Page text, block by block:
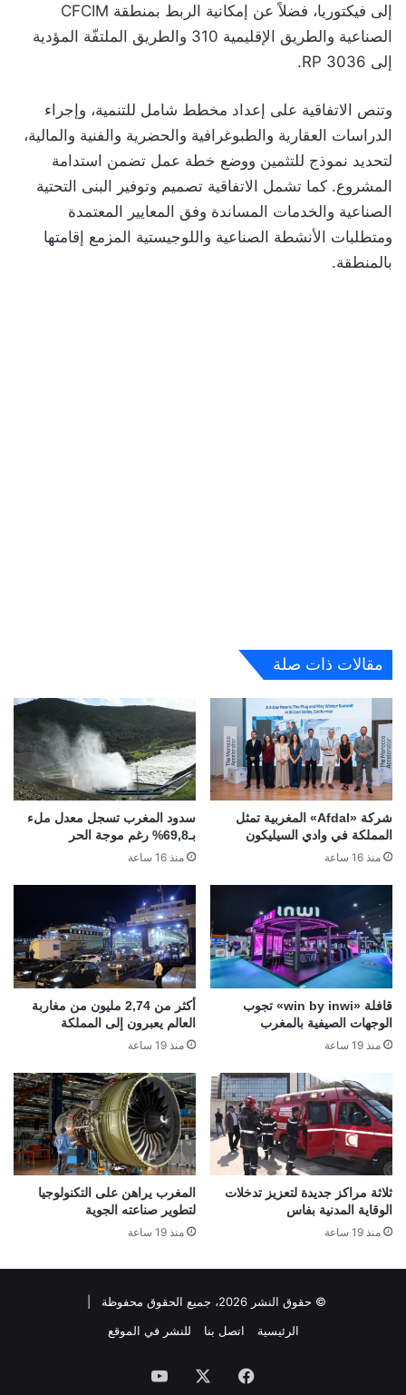
إلى فيكتوريا، فضلاً عن إمكانية الربط بمنطقة CFCIM
الصناعية والطريق الإقليمية 310 والطريق الملتفّة المؤدية
إلى RP 3036.
وتنص الاتفاقية على إعداد مخطط شامل للتنمية، وإجراء
الدراسات العقارية والطبوغرافية والحضرية والفنية والمالية،
لتحديد نموذج للتثمين ووضع خطة عمل تضمن استدامة
المشروع. كما تشمل الاتفاقية تصميم وتوفير البنى التحتية
الصناعية والخدمات المساندة وفق المعايير المعتمدة
ومتطلبات الأنشطة الصناعية واللوجيستية المزمع إقامتها
بالمنطقة.
مقالات ذات صلة
شركة «Afdal» المغربية تمثل
المملكة في وادي السيليكون
منذ 16 ساعة
سدود المغرب تسجل معدل ملء
بـ69,8% رغم موجة الحر
منذ 16 ساعة
قافلة «win by inwi» تجوب
الوجهات الصيفية بالمغرب
منذ 19 ساعة
أكثر من 2,74 مليون من مغاربة
العالم يعبرون إلى المملكة
منذ 19 ساعة
ثلاثة مراكز جديدة لتعزيز تدخلات
الوقاية المدنية بفاس
منذ 19 ساعة
المغرب يراهن على التكنولوجيا
لتطوير صناعته الجوية
منذ 19 ساعة
© حقوق النشر 2026، جميع الحقوق محفوظة |
الرئيسية
اتصل بنا للنشر في الموقع
فيسبوك